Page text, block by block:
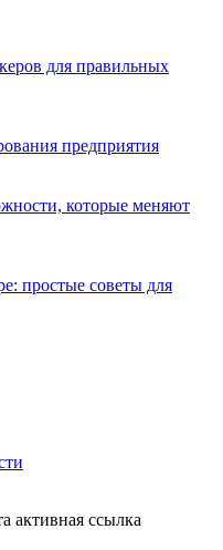
для правильных
предприятия
которые меняют
простые советы для
активная ссылка